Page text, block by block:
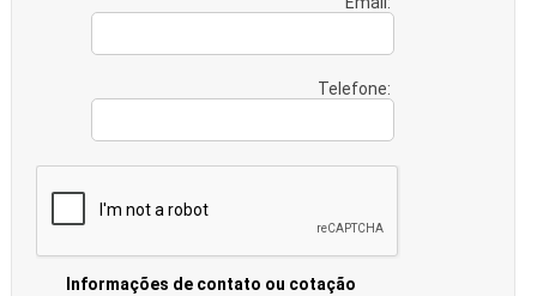
Telefone:
Informações de contato ou cotação